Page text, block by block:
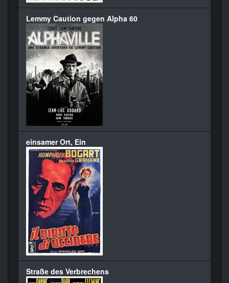
Lemmy Caution gegen Alpha 60
einsamer Ort, Ein
Straße des Verbrechens